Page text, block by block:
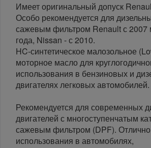
Имеет оригинальный допуск
Особо рекомендуется для
сажевым фильтром Renault с 2007
года, Nissan - с 2010.
HC-синтетическое малозольное
моторное масло для
использования в бензиновых и
двигателях легковых автомобилей.
Рекомендуется для современных
двигателей с многоступенчатым
сажевым фильтром (DPF).
использования в автомобилях,